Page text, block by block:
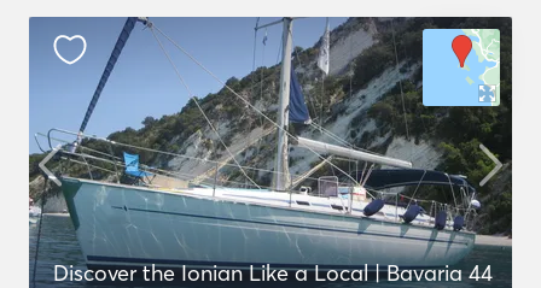
Discover the Ionian Like a Local | Bavaria 44